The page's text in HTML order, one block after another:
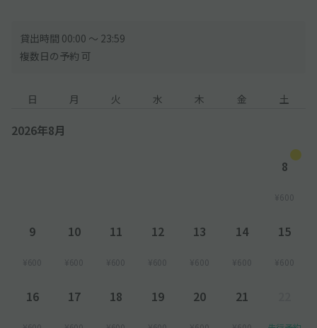
貸出時間 00:00 〜 23:59
複数日の予約 可
日 月 火 水 木 金 土
2026年8月
8
¥600
9
¥600
10
¥600
11
¥600
12
¥600
13
¥600
14
¥600
15
¥600
16 17 18 19 20 21